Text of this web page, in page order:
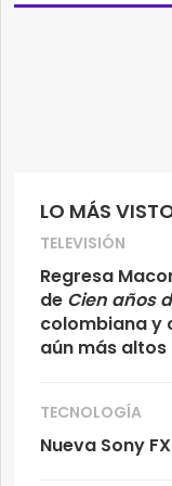
LO MÁS
TELEVISIÓN
Regresa
de Cien años
colombiana y
aún más altos
TECNOLOGÍA
Nueva Sony